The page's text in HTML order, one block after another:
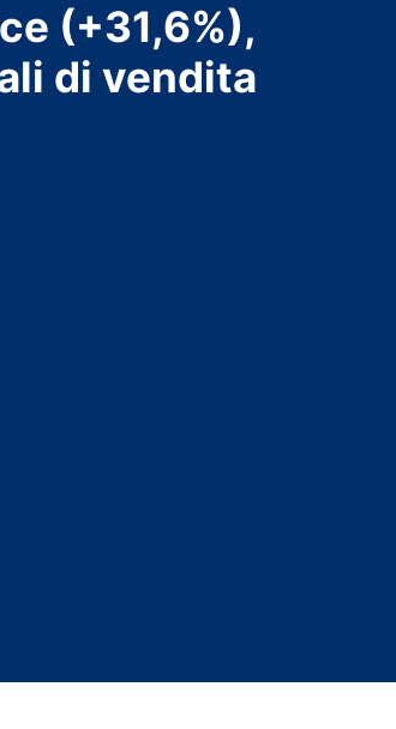
(+31,6%),
di vendita